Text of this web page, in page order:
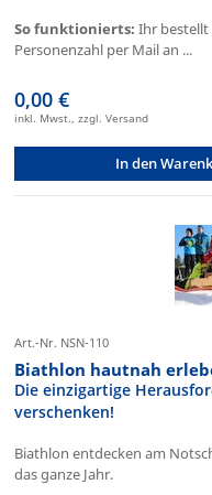
So funktionierts: Ihr bestellt
Personenzahl per Mail an ...
0,00 €
inkl. Mwst., zzgl. Versand
In den
Art.-Nr. NSN-110
Biathlon hautnah
Die einzigartige
verschenken!
Biathlon entdecken am
das ganze Jahr.